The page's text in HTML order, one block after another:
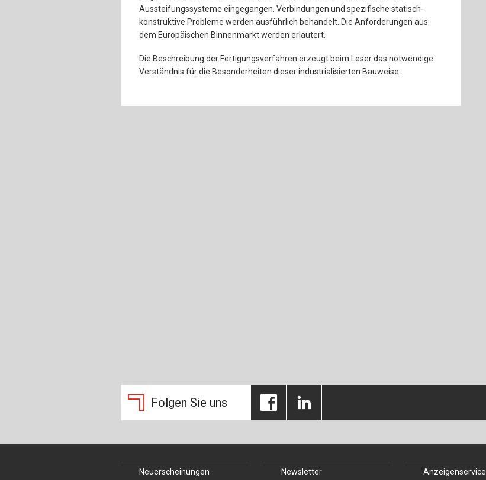
Aussteifungssysteme eingegangen. Verbindungen und spezifische statisch-
konstruktive Probleme werden ausführlich behandelt. Die Anforderungen aus
dem Europäischen Binnenmarkt werden erläutert.
Die Beschreibung der Fertigungsverfahren erzeugt beim Leser das notwendige
Verständnis für die Besonderheiten dieser industrialisierten Bauweise.
Folgen Sie uns
Neuerscheinungen Newsletter Anzeigenservice